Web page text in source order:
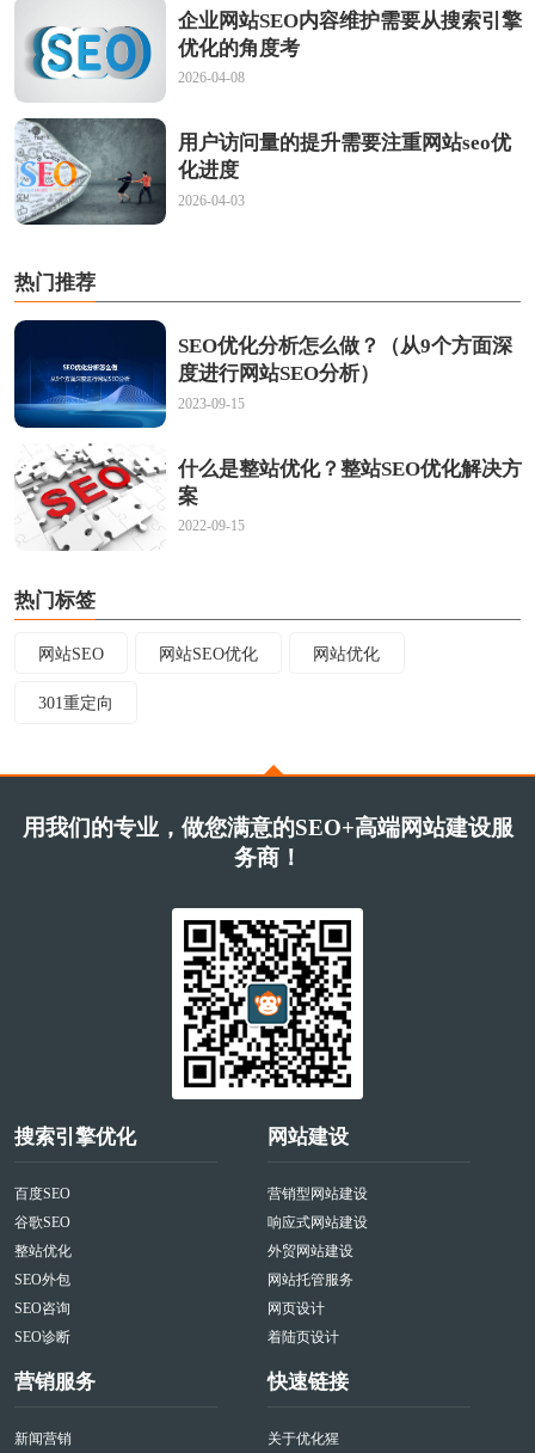
企业网站SEO内容维护需要从搜索引擎
优化的角度考
2026-04-08
用户访问量的提升需要注重网站seo优
化进度
2026-04-03
热门推荐
SEO优化分析怎么做？（从9个方面深
度进行网站SEO分析）
2023-09-15
什么是整站优化？整站SEO优化解决方
案
2022-09-15
热门标签
网站SEO 网站SEO优化 网站优化
301重定向
用我们的专业，做您满意的SEO+高端网站建设服
务商！
搜索引擎优化
百度SEO
谷歌SEO
整站优化
SEO外包
SEO咨询
SEO诊断
网站建设
营销型网站建设
响应式网站建设
外贸网站建设
网站托管服务
网页设计
着陆页设计
营销服务
新闻营销
快速链接
关于优化猩